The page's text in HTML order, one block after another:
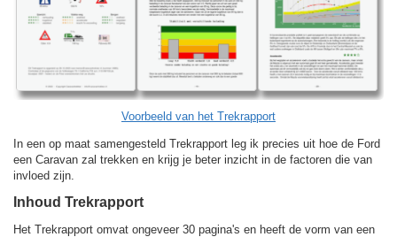
Voorbeeld van het Trekrapport
In een op maat samengesteld Trekrapport leg ik precies uit hoe de Ford
een Caravan zal trekken en krijg je beter inzicht in de factoren die van
invloed zijn.
Inhoud Trekrapport
Het Trekrapport omvat ongeveer 30 pagina's en heeft de vorm van een